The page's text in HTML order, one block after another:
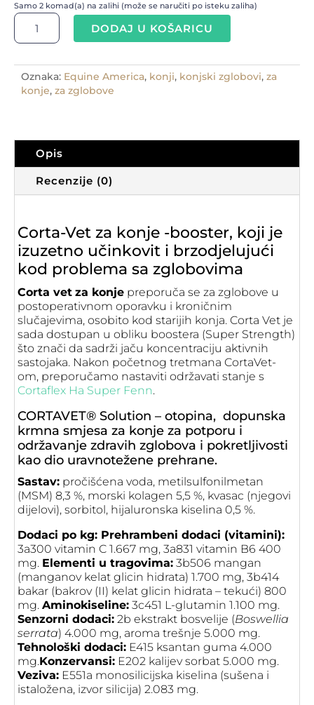
Samo 2 komad(a) na zalihi (može se naručiti po isteku zaliha)
CORTA
za
booster
za
DODAJ U KOŠARICU
Oznaka: Equine America, konji, konjski zglobovi, za
konje, za zglobove
Opis
Recenzije (0)
Corta-Vet za konje -booster, koji je
izuzetno učinkovit i brzodjelujući
kod problema sa zglobovima
Corta vet za konje preporuča se za zglobove u
postoperativnom oporavku i kroničnim
slučajevima, osobito kod starijih konja. Corta Vet je
sada dostupan u obliku boostera (Super Strength)
što znači da sadrži jaču koncentraciju aktivnih
sastojaka. Nakon početnog tretmana CortaVet-
om, preporučamo nastaviti održavati stanje s
Cortaflex Ha Super Fenn.
CORTAVET® Solution – otopina, dopunska
krmna smjesa za konje za potporu i
održavanje zdravih zglobova i pokretljivosti
kao dio uravnotežene prehrane.
Sastav: pročišćena voda, metilsulfonilmetan
(MSM) 8,3 %, morski kolagen 5,5 %, kvasac (njegovi
dijelovi), sorbitol, hijaluronska kiselina 0,5 %.
Dodaci po kg: Prehrambeni dodaci (vitamini):
3a300 vitamin C 1.667 mg, 3a831 vitamin B6 400
mg. Elementi u tragovima: 3b506 mangan
(manganov kelat glicin hidrata) 1.700 mg, 3b414
bakar (bakrov (II) kelat glicin hidrata – tekući) 800
mg. Aminokiseline: 3c451 L-glutamin 1.100 mg.
Senzorni dodaci: 2b ekstrakt bosvelije (Boswellia
serrata) 4.000 mg, aroma trešnje 5.000 mg.
Tehnološki dodaci: E415 ksantan guma 4.000
mg.Konzervansi: E202 kalijev sorbat 5.000 mg.
Veziva: E551a monosilicijska kiselina (sušena i
istaložena, izvor silicija) 2.083 mg.